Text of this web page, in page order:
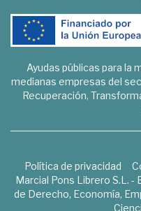
Ayudas públicas para la
medianas empresas del
Recuperación,
Política de privacidad
Marcial Pons Librero S.L.
de Derecho, Economía,